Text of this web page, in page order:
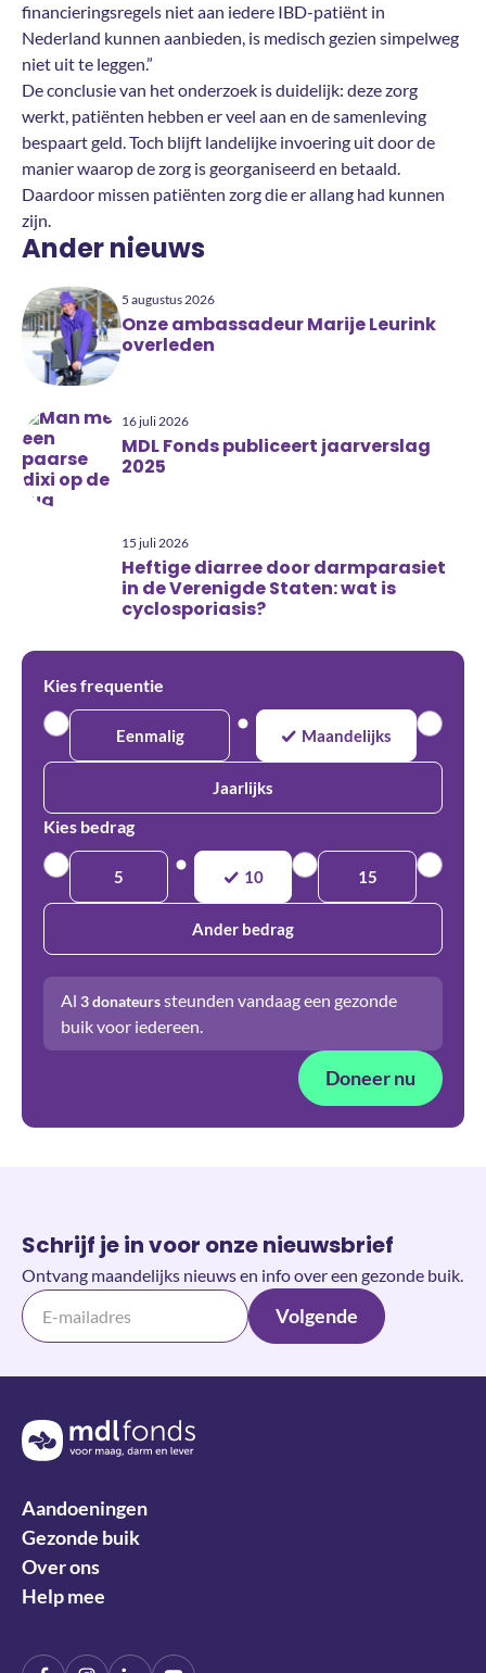
financieringsregels niet aan iedere IBD-patiënt in
Nederland kunnen aanbieden, is medisch gezien simpelweg
niet uit te leggen.”
De conclusie van het onderzoek is duidelijk: deze zorg
werkt, patiënten hebben er veel aan en de samenleving
bespaart geld. Toch blijft landelijke invoering uit door de
manier waarop de zorg is georganiseerd en betaald.
Daardoor missen patiënten zorg die er allang had kunnen
zijn.
Ander nieuws
5 augustus 2026
Onze ambassadeur Marije Leurink
overleden
16 juli 2026
MDL Fonds publiceert jaarverslag
2025
15 juli 2026
Heftige diarree door darmparasiet
in de Verenigde Staten: wat is
cyclosporiasis?
Kies frequentie
Eenmalig Maandelijks
Jaarlijks
Kies bedrag
5 10 15
Ander bedrag
Al 3donateurssteunden vandaag een gezonde
buik voor iedereen.
Doneer nu
Schrijf je in voor onze nieuwsbrief
Ontvang maandelijks nieuws en info over een gezonde buik.
Volgende
Terug naar de homepage
Aandoeningen
Gezonde buik
Over ons
Help mee